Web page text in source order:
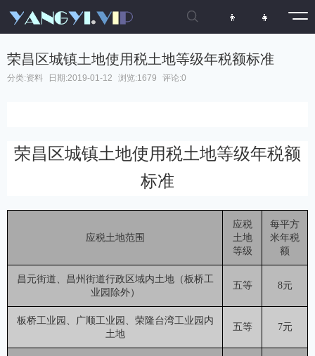
👦 👧

荣昌区城镇土地使用税土地等级年税额标准
分类:资料 日期:2019-01-12 浏览:1679 评论:0
荣昌区城镇土地使用税土地等级年税额
标准
应税土地范围
应税
土地
等级
每平方
米年税
额
昌元街道、昌州街道行政区域内土地（板桥工
业园除外）
五等 8元
板桥工业园、广顺工业园、荣隆台湾工业园内
土地
五等 7元